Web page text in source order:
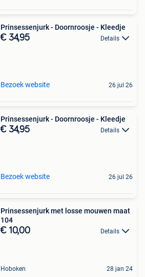
Prinsessenjurk - Doornroosje - Kleedje
€ 34,95 Details
Bezoek website 26 jul 26
Prinsessenjurk - Doornroosje - Kleedje
€ 34,95 Details
Bezoek website 26 jul 26
Prinsessenjurk met losse mouwen maat
104
€ 10,00 Details
Hoboken 28 jan 24